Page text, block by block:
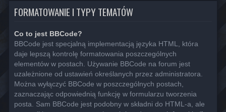
FORMATOWANIE I TYPY TEMATÓW
Co to jest BBCode?
BBCode jest specjalną implementacją języka HTML, która
daje lepszą kontrolę formatowania poszczególnych
elementów w postach. Używanie BBCode na forum jest
uzależnione od ustawień określanych przez administratora.
Można wyłączyć BBCode w poszczególnych postach,
zaznaczając odpowiednią funkcję w formularzu tworzenia
posta. Sam BBCode jest podobny w składni do HTML-a, ale